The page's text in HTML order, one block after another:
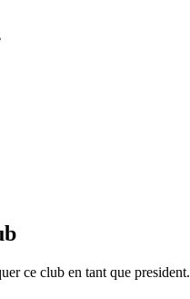
ce club en tant que president.